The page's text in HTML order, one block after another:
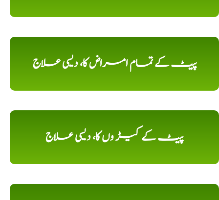
پیٹ کے تمام امراض کا، دیسی علاج
پیٹ کے کیڑ وں کا، دیسی علاج